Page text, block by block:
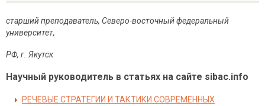
старший преподаватель, Северо-восточный федеральный
университет,
РФ, г. Якутск
Научный руководитель в статьях на сайте sibac.info
РЕЧЕВЫЕ СТРАТЕГИИ И ТАКТИКИ СОВРЕМЕННЫХ